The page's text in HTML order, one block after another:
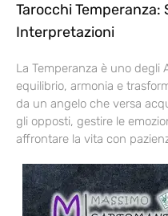
Tarocchi Temperanza:
Interpretazioni
La Temperanza è uno degli
equilibrio, armonia e
da un angelo che versa
gli opposti, gestire le
affrontare la vita con